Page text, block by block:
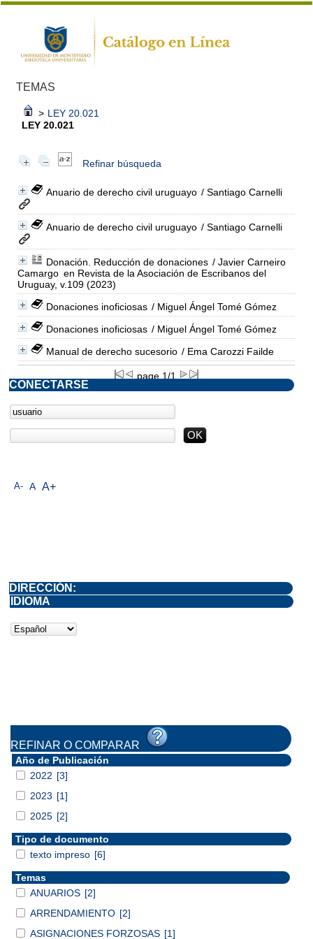
TEMAS
> LEY 20.021
LEY 20.021
Refinar búsqueda
Anuario de derecho civil uruguayo / Santiago Carnelli
Anuario de derecho civil uruguayo / Santiago Carnelli
Donación. Reducción de donaciones / Javier Carneiro
Camargo en Revista de la Asociación de Escribanos del
Uruguay, v.109 (2023)
Donaciones inoficiosas / Miguel Ángel Tomé Gómez
Donaciones inoficiosas / Miguel Ángel Tomé Gómez
Manual de derecho sucesorio / Ema Carozzi Failde
page 1/1
A- A A+
CONECTARSE
DIRECCIÓN:
IDIOMA
REFINAR O COMPARAR
Año de Publicación
2022 [3]
2023 [1]
2025 [2]
Tipo de documento
texto impreso [6]
Temas
ANUARIOS [2]
ARRENDAMIENTO [2]
ASIGNACIONES FORZOSAS [1]